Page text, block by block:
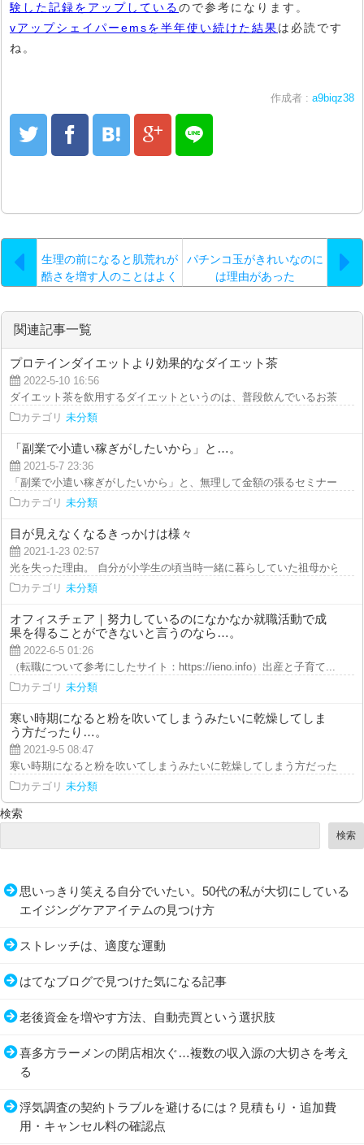
験した記録をアップしているので参考になります。
vアップシェイパーemsを半年使い続けた結果は必読です
ね。
作成者 : a9biqz38
生理の前になると肌荒れが
酷さを増す人のことはよく
パチンコ玉がきれいなのに
は理由があった
関連記事一覧
プロテインダイエットより効果的なダイエット茶
2022-5-10 16:56
ダイエット茶を飲用するダイエットというのは、普段飲んでいるお茶を入
カテゴリ 未分類
「副業で小遣い稼ぎがしたいから」と…。
2021-5-7 23:36
「副業で小遣い稼ぎがしたいから」と、無理して金額の張るセミナーに参
カテゴリ 未分類
目が見えなくなるきっかけは様々
2021-1-23 02:57
光を失った理由。 自分が小学生の頃当時一緒に暮らしていた祖母から聞
カテゴリ 未分類
オフィスチェア｜努力しているのになかなか就職活動で成
果を得ることができないと言うのなら…。
2022-6-5 01:26
（転職について参考にしたサイト：https://ieno.info）出産と子育て...
カテゴリ 未分類
寒い時期になると粉を吹いてしまうみたいに乾燥してしま
う方だったり…。
2021-9-5 08:47
寒い時期になると粉を吹いてしまうみたいに乾燥してしまう方だったり、
カテゴリ 未分類
検索
検索
思いっきり笑える自分でいたい。50代の私が大切にしている
エイジングケアアイテムの見つけ方
ストレッチは、適度な運動
はてなブログで見つけた気になる記事
老後資金を増やす方法、自動売買という選択肢
喜多方ラーメンの閉店相次ぐ…複数の収入源の大切さを考え
る
浮気調査の契約トラブルを避けるには？見積もり・追加費
用・キャンセル料の確認点